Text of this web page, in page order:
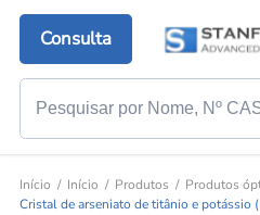
Consulta
Início Início Produtos Produtos
Cristal de arseniato de titânio e potássio